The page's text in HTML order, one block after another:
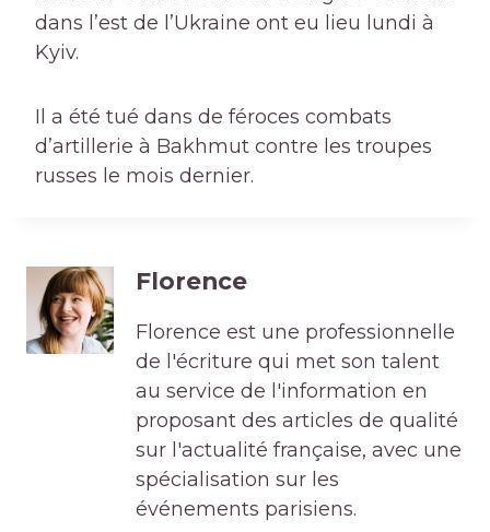
dans l’est de l’Ukraine ont eu lieu lundi à
Kyiv.
Il a été tué dans de féroces combats
d’artillerie à Bakhmut contre les troupes
russes le mois dernier.
Florence
Florence est une professionnelle
de l'écriture qui met son talent
au service de l'information en
proposant des articles de qualité
sur l'actualité française, avec une
spécialisation sur les
événements parisiens.